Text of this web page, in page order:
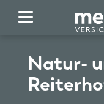
Natur-